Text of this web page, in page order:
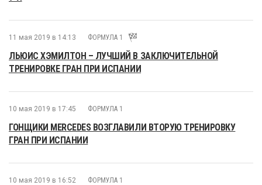
11 мая 2019 в 14:13 ФОРМУЛА 1
ЛЬЮИС ХЭМИЛТОН – ЛУЧШИЙ В ЗАКЛЮЧИТЕЛЬНОЙ
ТРЕНИРОВКЕ ГРАН ПРИ ИСПАНИИ
10 мая 2019 в 17:45 ФОРМУЛА 1
ГОНЩИКИ MERCEDES ВОЗГЛАВИЛИ ВТОРУЮ ТРЕНИРОВКУ
ГРАН ПРИ ИСПАНИИ
10 мая 2019 в 16:52 ФОРМУЛА 1